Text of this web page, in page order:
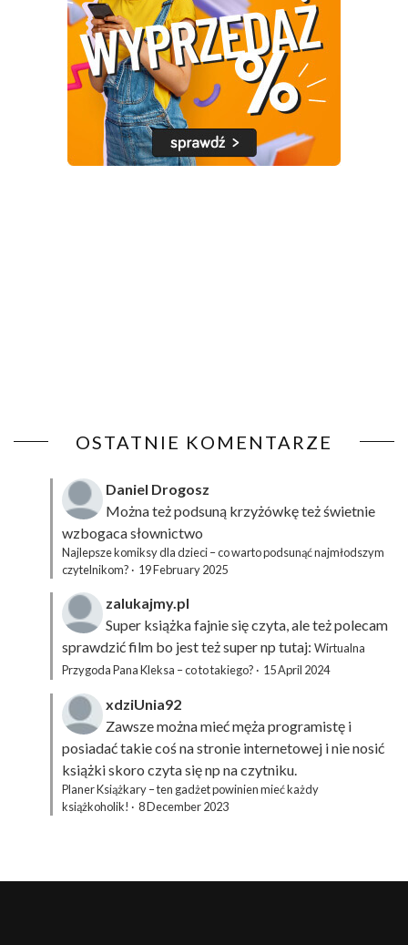
OSTATNIE KOMENTARZE
Daniel Drogosz
Można też podsuną krzyżówkęteż świetnie
wzbogaca słownictwo
Najlepsze komiksy dla dzieci – co warto podsunąć najmłodszym
czytelnikom? · 19 February 2025
zalukajmy.pl
Super książka fajnie się czyta, ale też polecam
sprawdzić film bo jest też super np tutaj: Wirtualna
Przygoda Pana Kleksa – co to takiego? · 15 April 2024
xdziUnia92
Zawsze można mieć męża programistę i
posiadać takie coś na stronie internetowej i nie nosić
książki skoro czyta się np na czytniku.
Planer Książkary – ten gadżet powinien mieć każdy
książkoholik! · 8 December 2023